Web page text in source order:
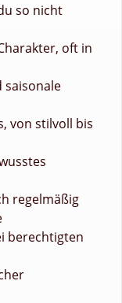
so nicht
oft in
saisonale
von stilvoll bis
regelmäßig
berechtigten